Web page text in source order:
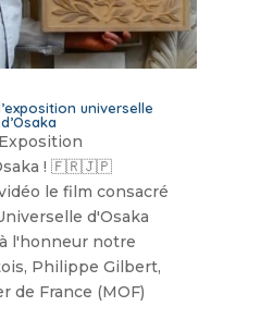
universelle
d’Osaka
! 🇫🇷🇯🇵
le film consacré
d'Osaka
l'honneur notre
Philippe Gilbert,
de France (MOF)